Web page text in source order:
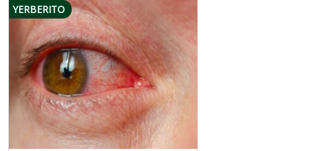
YERBERITO